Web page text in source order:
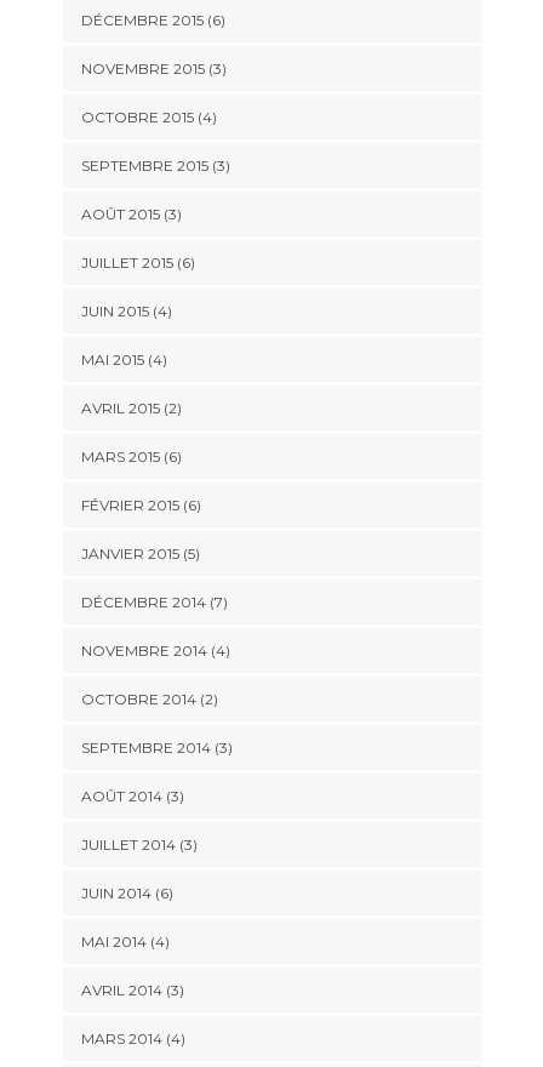
DÉCEMBRE 2015(6)
NOVEMBRE 2015(3)
OCTOBRE 2015(4)
SEPTEMBRE 2015(3)
AOÛT 2015(3)
JUILLET 2015(6)
JUIN 2015(4)
MAI 2015(4)
AVRIL 2015(2)
MARS 2015(6)
FÉVRIER 2015(6)
JANVIER 2015(5)
DÉCEMBRE 2014(7)
NOVEMBRE 2014(4)
OCTOBRE 2014(2)
SEPTEMBRE 2014(3)
AOÛT 2014(3)
JUILLET 2014(3)
JUIN 2014(6)
MAI 2014(4)
AVRIL 2014(3)
MARS 2014(4)